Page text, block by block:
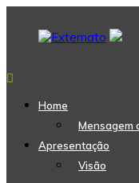
content
Home
Mensagem
Apresentação
Visão